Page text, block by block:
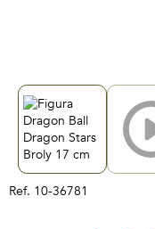
Ref. 10-36781